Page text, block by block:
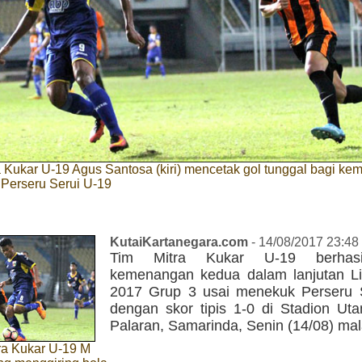
Kukar U-19 Agus Santosa (kiri) mencetak gol tunggal bagi
Serui U-19
Kukar U-19 M
KutaiKartanegara.com - 14/08/2017 23:48
Tim Mitra Kukar U-19
kemenangan kedua dalam lanjutan
2017 Grup 3 usai menekuk Perseru
dengan skor tipis 1-0 di Stadion
Palaran, Samarinda, Senin (14/08)